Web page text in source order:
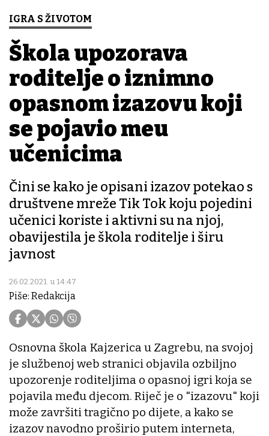
IGRA S ŽIVOTOM
Škola upozorava
roditelje o iznimno
opasnom izazovu koji
se pojavio među
učenicima
Čini se kako je opisani izazov potekao s
društvene mreže Tik Tok koju pojedini
učenici koriste i aktivni su na njoj,
obavijestila je škola roditelje i širu
javnost
26.02.2021. u 14:47
Piše: Redakcija
Osnovna škola Kajzerica u Zagrebu, na svojoj
je službenoj web stranici objavila ozbiljno
upozorenje roditeljima o opasnoj igri koja se
pojavila među djecom. Riječ je o "izazovu" koji
može završiti tragično po dijete, a kako se
izazov navodno proširio putem interneta,